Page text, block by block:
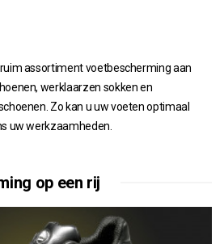
assortiment voetbescherming aan
werklaarzen sokken en
Zo kan u uw voeten optimaal
uw werkzaamheden.
op een rij